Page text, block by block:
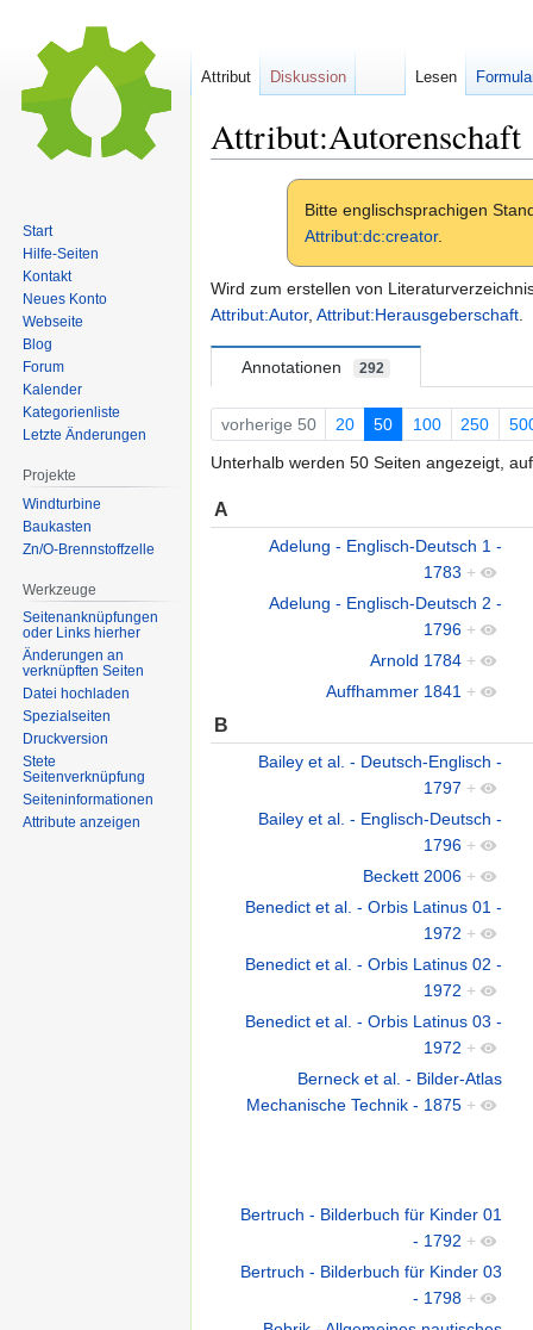
Attribut:Autorenschaft
Bitte englischsprachigen
Attribut:dc:creator.
Wird zum erstellen von
Attribut:Autor, Attribut:Herausgeberschaft.
Annotationen 292
vorherige 50 20 50 100 250
Unterhalb werden 50 Seiten angezeigt,
A
Adelung - Englisch-Deutsch 1 -
1783 +
Adelung - Englisch-Deutsch 2 -
1796 +
Arnold 1784 +
Auffhammer 1841 +
B
Bailey et al. - Deutsch-Englisch -
1797 +
Bailey et al. - Englisch-Deutsch -
1796 +
Beckett 2006 +
Benedict et al. - Orbis Latinus 01 -
1972 +
Benedict et al. - Orbis Latinus 02 -
1972 +
Benedict et al. - Orbis Latinus 03 -
1972 +
Berneck et al. - Bilder-Atlas
Mechanische Technik - 1875 +
Bertruch - Bilderbuch für Kinder 01
- 1792 +
Bertruch - Bilderbuch für Kinder 03
- 1798 +
Attribut Diskussion Lesen
Start
Hilfe-Seiten
Kontakt
Neues Konto
Webseite
Blog
Forum
Kalender
Kategorienliste
Letzte Änderungen
Projekte
Windturbine
Baukasten
Zn/O-Brennstoffzelle
Werkzeuge
Seitenanknüpfungen
oder Links hierher
Änderungen an
verknüpften Seiten
Datei hochladen
Spezialseiten
Druckversion
Stete
Seitenverknüpfung
Seiten­informationen
Attribute anzeigen